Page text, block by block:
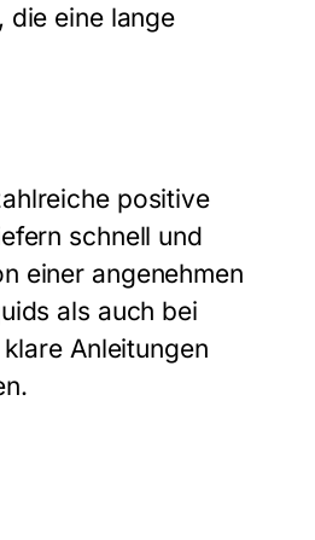
die eine lange
positive
schnell und
einer angenehmen
als auch bei
Anleitungen